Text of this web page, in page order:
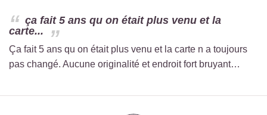
ça fait 5 ans qu on était plus venu et la
carte...
Ça fait 5 ans qu on était plus venu et la carte n a toujours
pas changé. Aucune originalité et endroit fort bruyant…